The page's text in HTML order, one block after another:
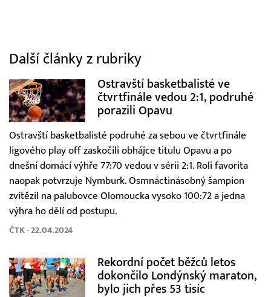
Další články z rubriky
Ostravští basketbalisté ve
čtvrtfinále vedou 2:1, podruhé
porazili Opavu
Ostravští basketbalisté podruhé za sebou ve čtvrtfinále
ligového play off zaskočili obhájce titulu Opavu a po
dnešní domácí výhře 77:70 vedou v sérii 2:1. Roli favorita
naopak potvrzuje Nymburk. Osmnáctinásobný šampion
zvítězil na palubovce Olomoucka vysoko 100:72 a jedna
výhra ho dělí od postupu.
ČTK - 22.04.2024
Rekordní počet běžců letos
dokončilo Londýnský maraton,
bylo jich přes 53 tisíc